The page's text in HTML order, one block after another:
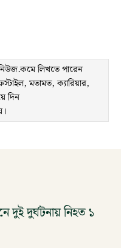
লিখতে পারেন
মতামত, ক্যারিয়ার,
দিন
দুর্ঘটনায় নিহত ১